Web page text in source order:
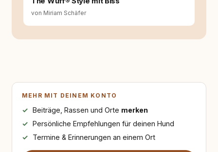
von Miriam Schäfer
MEHR MIT DEINEM KONTO
Beiträge, Rassen und Orte merken
Persönliche Empfehlungen für deinen Hund
Termine & Erinnerungen an einem Ort